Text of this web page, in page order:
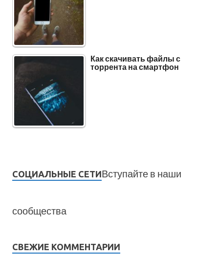
Как скачивать файлы с
торрента на смартфон
СОЦИАЛЬНЫЕ СЕТИВступайте в наши
сообщества
СВЕЖИЕ КОММЕНТАРИИ